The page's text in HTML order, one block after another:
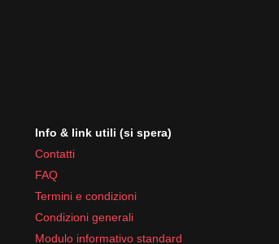
Info & link utili (si spera)
Contatti
FAQ
Termini e condizioni
Condizioni generali
Modulo informativo standard